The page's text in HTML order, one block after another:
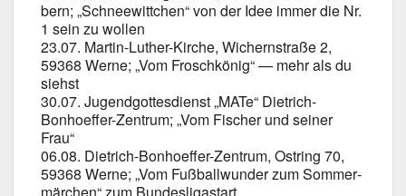
bern; „Schnee­witt­chen“ von der Idee immer die Nr.
1 sein zu wol­len
23.07. Martin-Luther-Kirche, Wichern­stra­ße 2,
59368 Wer­ne; „Vom Frosch­kö­nig“ — mehr als du
siehst
30.07. Jugend­got­tes­dienst „MATe“ Dietrich-
Bonhoeffer-Zentrum; „Vom Fischer und sei­ner
Frau“
06.08. Dietrich-Bonhoeffer-Zentrum, Ost­ring 70,
59368 Wer­ne; „Vom Fuß­ball­wun­der zum Som­mer­
mär­chen“ zum Bun­des­li­ga­start